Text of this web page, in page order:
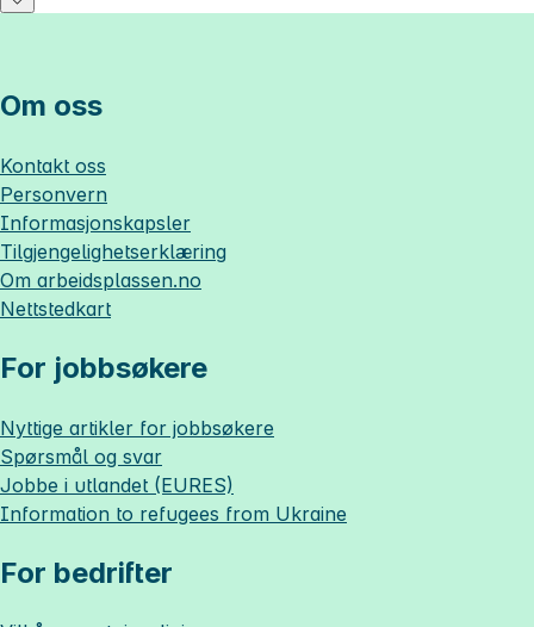
Om oss
Kontakt oss
Personvern
Informasjonskapsler
Tilgjengelighetserklæring
Om arbeidsplassen.no
Nettstedkart
For jobbsøkere
Nyttige artikler for jobbsøkere
Spørsmål og svar
Jobbe i utlandet (EURES)
Information to refugees from Ukraine
For bedrifter